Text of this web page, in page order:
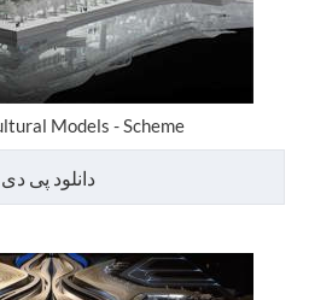
Models - Scheme
دانلود پی